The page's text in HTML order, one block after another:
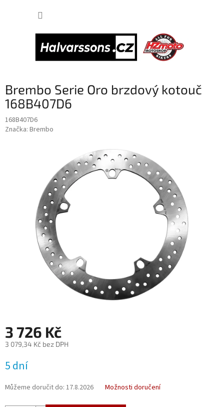
Brembo Serie Oro brzdový kotouč
168B407D6
168B407D6
Značka: Brembo
3 726 Kč
3 079,34 Kč bez DPH
cena:
5 dní
Můžeme doručit do: 17.8.2026 Možnosti doručení